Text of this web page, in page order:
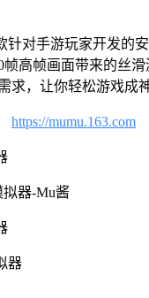
针对手游玩家开发的
高帧画面带来的丝
求，让你轻松游戏成
https://mumu.163.com
器-Mu酱
器